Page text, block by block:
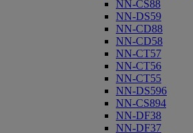
NN-CS88
NN-DS59
NN-CD88
NN-CD58
NN-CT57
NN-CT56
NN-CT55
NN-DS596
NN-CS894
NN-DF38
NN-DF37